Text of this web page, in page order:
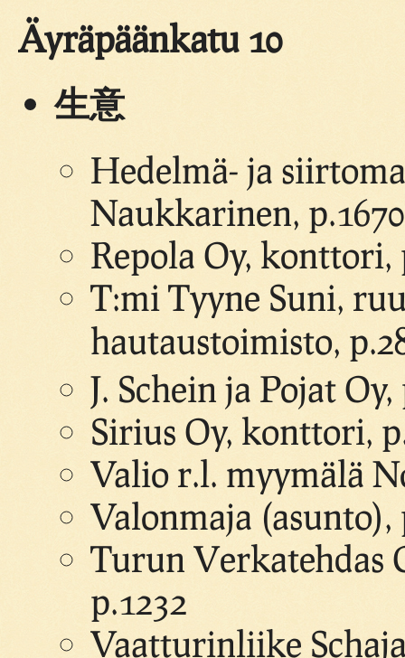
Äyräpäänkatu 10
生意
Hedelmä- ja
Naukkarinen, p.1670
Repola Oy, konttori,
T:mi Tyyne Suni,
hautaustoimisto,
J. Schein ja Pojat
Sirius Oy, konttori,
Valio r.l. myymälä
Valonmaja (asunto),
Turun Verkatehdas
p.1232
Vaatturinliike